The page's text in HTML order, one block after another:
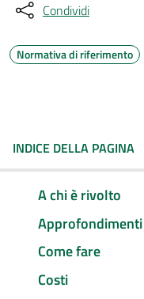
Condividi
Normativa di riferimento
INDICE DELLA PAGINA
A chi è rivolto
Approfondimenti
Come fare
Costi